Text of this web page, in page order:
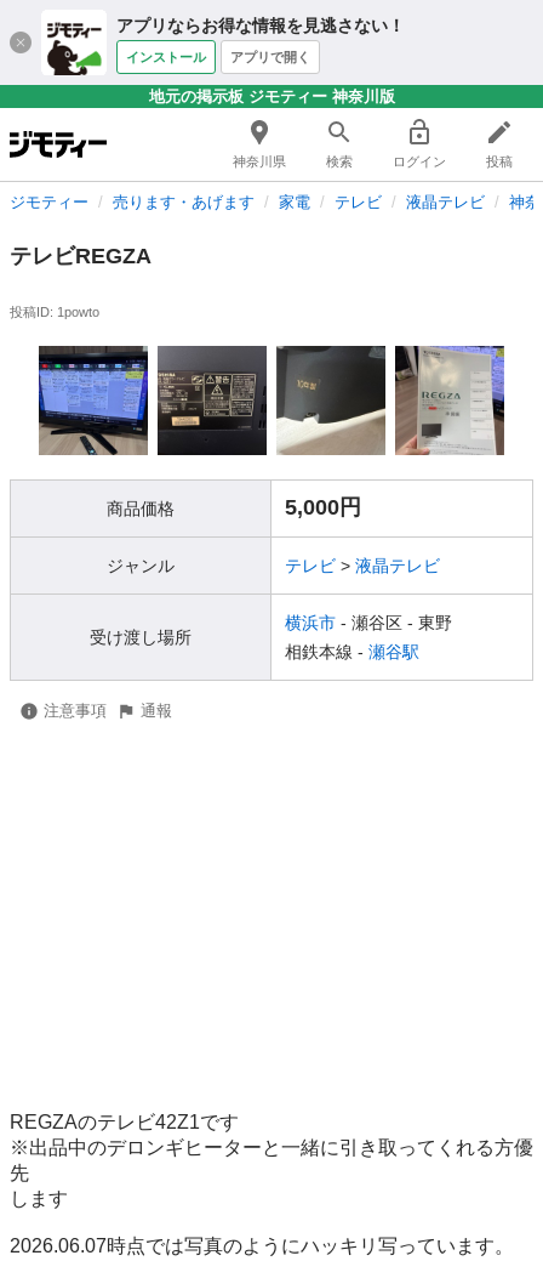
アプリならお得な情報を見逃さない！
インストール アプリで開く
地元の掲示板 ジモティー 神奈川版
神奈川県 検索 ログイン 投稿
ジモティー 売ります・あげます 家電 テレビ 液晶テレビ 神
テレビREGZA
投稿ID: 1powto
商品価格 5,000円
ジャンル テレビ > 液晶テレビ
受け渡し場所
横浜市 - 瀬谷区 - 東野
相鉄本線 - 瀬谷駅
注意事項 通報
REGZAのテレビ42Z1です
※出品中のデロンギヒーターと一緒に引き取ってくれる方優
先
します
2026.06.07時点では写真のようにハッキリ写っています。